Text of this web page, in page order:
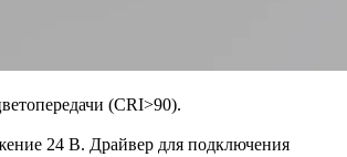
(CRI>90).
24 В. Драйвер для подключения